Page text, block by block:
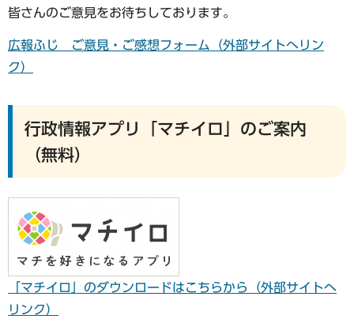
皆さんのご意見をお待ちしております。
広報ふじ ご意見・ご感想フォーム（外部サイトへリン
ク）
行政情報アプリ「マチイロ」のご案内
（無料）
「マチイロ」のダウンロードはこちらから（外部サイトへ
リンク）